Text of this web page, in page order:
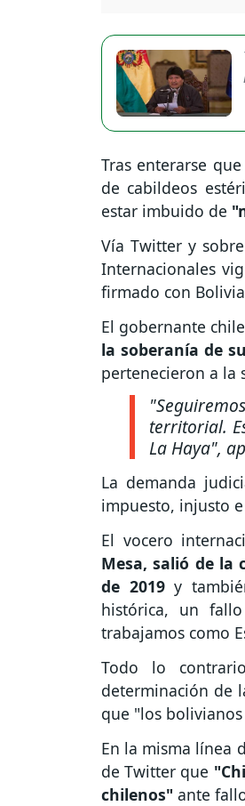
Tras enterarse
de cabildeos
estar imbuido de
Vía Twitter y
Internacionales
firmado con
El gobernante
la soberanía de
pertenecieron a la
territorial.
La Haya",
La demanda
impuesto, injusto
El vocero
Mesa, salió de la
de 2019y
histórica, un
trabajamos como
Todo lo
determinación de
que "los
En la misma línea
de Twitter que
chilenos" ante